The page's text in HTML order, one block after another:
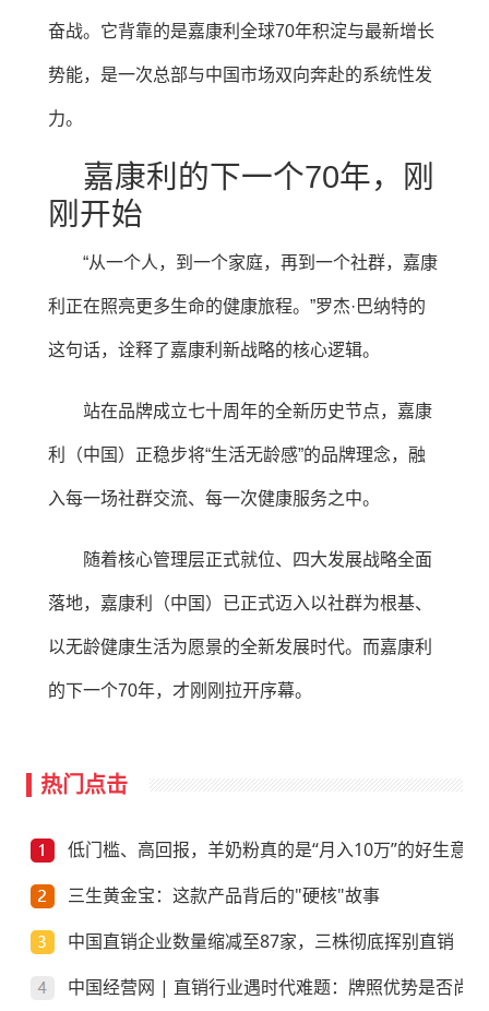
奋战。它背靠的是嘉康利全球70年积淀与最新增长
势能，是一次总部与中国市场双向奔赴的系统性发
力。
嘉康利的下一个70年，刚
刚开始
“从一个人，到一个家庭，再到一个社群，嘉康
利正在照亮更多生命的健康旅程。”罗杰·巴纳特的
这句话，诠释了嘉康利新战略的核心逻辑。
站在品牌成立七十周年的全新历史节点，嘉康
利（中国）正稳步将“生活无龄感”的品牌理念，融
入每一场社群交流、每一次健康服务之中。
随着核心管理层正式就位、四大发展战略全面
落地，嘉康利（中国）已正式迈入以社群为根基、
以无龄健康生活为愿景的全新发展时代。而嘉康利
的下一个70年，才刚刚拉开序幕。
热门点击
低门槛、高回报，羊奶粉真的是“月入10万”的好生意？
三生黄金宝：这款产品背后的"硬核"故事
中国直销企业数量缩减至87家，三株彻底挥别直销
中国经营网 | 直销行业遇时代难题：牌照优势是否尚存